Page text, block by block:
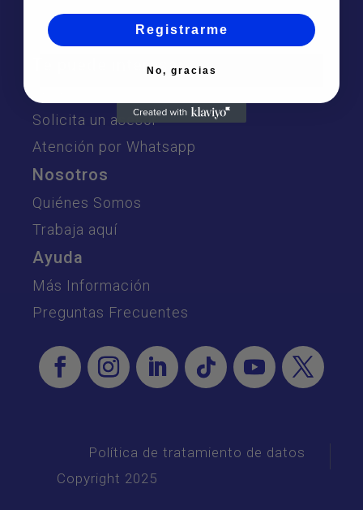
Te puede interesar
Solicita un asesor
Atención por Whatsapp
Nosotros
Quiénes Somos
Trabaja aquí
Ayuda
Más Información
Preguntas Frecuentes
Política de tratamiento de datos
Copyright 2025
Registrarme
No, gracias